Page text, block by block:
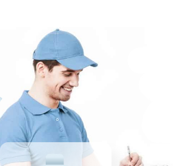
заварочного блока
2800 руб.
Заказать
элементов
2400 руб.
Заказать